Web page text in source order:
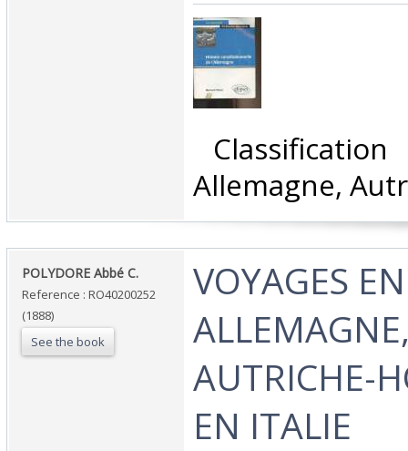
Allemagne,
‎POLYDORE Abbé C.‎
Reference : RO40200252
(1888)
See the book
‎VOYAGES EN
AUTRICHE-
EN ITALIE‎